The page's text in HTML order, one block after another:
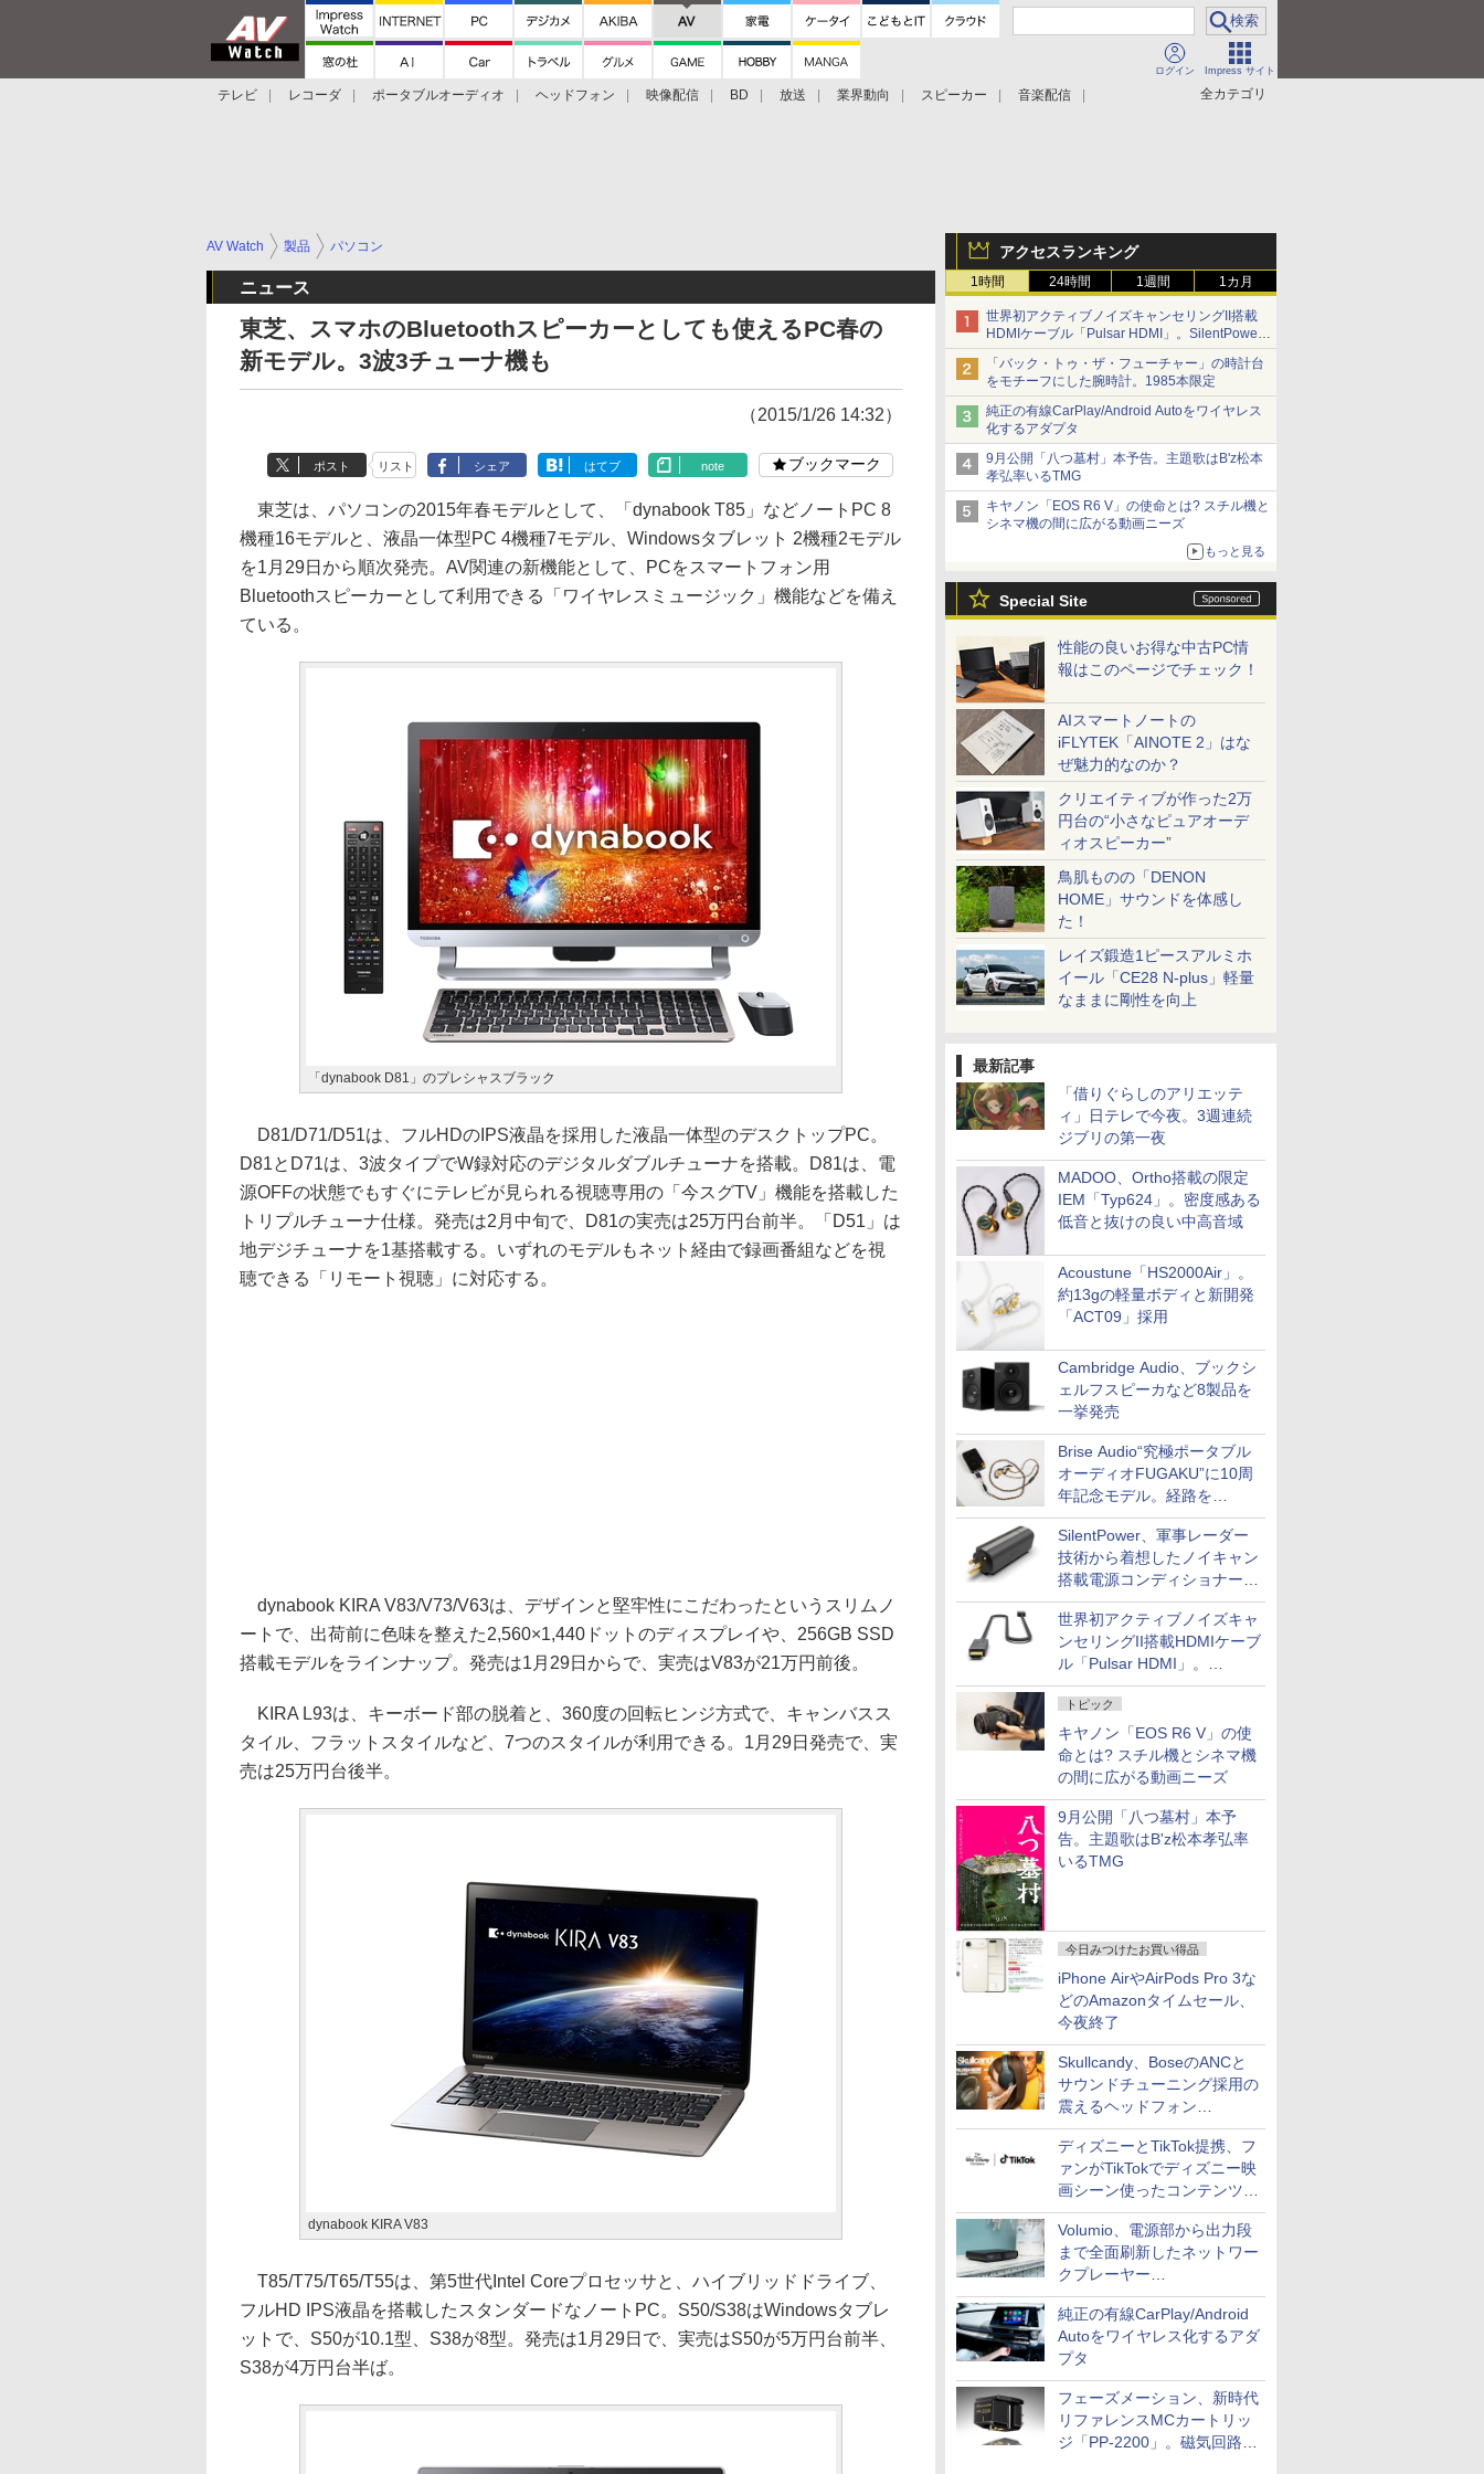
ログイン Impress サイト
全カテゴリ
テレビ レコーダ ポータブルオーディオ ヘッドフォン 映像配信 BD 放送 業界動向 スピーカー
音楽配信
アクセスランキング
1時間 24時間 1週間 1カ月
世界初アクティブノイズキャンセリングII搭載
HDMIケーブル「Pulsar HDMI」。SilentPower
から
「バック・トゥ・ザ・フューチャー」の時計台
をモチーフにした腕時計。1985本限定
純正の有線CarPlay/Android Autoをワイヤレス
化するアダプタ
9月公開「八つ墓村」本予告。主題歌はB'z松本
孝弘率いるTMG
キヤノン「EOS R6 V」の使命とは? スチル機と
シネマ機の間に広がる動画ニーズ
もっと見る
Special Site
性能の良いお得な中古PC情
報はこのページでチェック！
AIスマートノートの
iFLYTEK「AINOTE 2」はな
ぜ魅力的なのか？
クリエイティブが作った2万
円台の“小さなピュアオーデ
ィオスピーカー”
鳥肌ものの「DENON
HOME」サウンドを体感し
た！
レイズ鍛造1ピースアルミホ
イール「CE28 N-plus」軽量
なままに剛性を向上
最新記事
「借りぐらしのアリエッテ
ィ」日テレで今夜。3週連続
ジブリの第一夜
MADOO、Ortho搭載の限定
IEM「Typ624」。密度感ある
低音と抜けの良い中高音域
Acoustune「HS2000Air」。
約13gの軽量ボディと新開発
「ACT09」採用
Cambridge Audio、ブックシ
ェルフスピーカなど8製品を
一挙発売
Brise Audio“究極ポータブル
オーディオFUGAKU”に10周
年記念モデル。経路を
NISHIKIで統一。400万円
SilentPower、軍事レーダー
技術から着想したノイキャン
搭載電源コンディショナー
「AC iPurifier2」
世界初アクティブノイズキャ
ンセリングII搭載HDMIケーブ
ル「Pulsar HDMI」。
SilentPowerから
トピック
キヤノン「EOS R6 V」の使
命とは? スチル機とシネマ機
の間に広がる動画ニーズ
9月公開「八つ墓村」本予
告。主題歌はB'z松本孝弘率
いるTMG
今日みつけたお買い得品
iPhone AirやAirPods Pro 3な
どのAmazonタイムセール、
今夜終了
Skullcandy、BoseのANCと
サウンドチューニング採用の
震えるヘッドフォン
「Crusher 1080 ANC」
ディズニーとTikTok提携、フ
ァンがTikTokでディズニー映
画シーン使ったコンテンツ制
作、Disney+にも配信
Volumio、電源部から出力段
まで全面刷新したネットワー
クプレーヤー
「Primo（2026）」
純正の有線CarPlay/Android
Autoをワイヤレス化するアダ
プタ
フェーズメーション、新時代
リファレンスMCカートリッ
ジ「PP-2200」。磁気回路や
AV Watch 製品 パソコン
ニュース
東芝、スマホのBluetoothスピーカーとしても使えるPC春の
新モデル。3波3チューナ機も
（2015/1/26 14:32）
ポスト リスト シェア はてブ note ブックマーク
東芝は、パソコンの2015年春モデルとして、「dynabook T85」などノートPC 8
機種16モデルと、液晶一体型PC 4機種7モデル、Windowsタブレット 2機種2モデル
を1月29日から順次発売。AV関連の新機能として、PCをスマートフォン用
Bluetoothスピーカーとして利用できる「ワイヤレスミュージック」機能などを備え
ている。
「dynabook D81」のプレシャスブラック
D81/D71/D51は、フルHDのIPS液晶を採用した液晶一体型のデスクトップPC。
D81とD71は、3波タイプでW録対応のデジタルダブルチューナを搭載。D81は、電
源OFFの状態でもすぐにテレビが見られる視聴専用の「今スグTV」機能を搭載した
トリプルチューナ仕様。発売は2月中旬で、D81の実売は25万円台前半。「D51」は
地デジチューナを1基搭載する。いずれのモデルもネット経由で録画番組などを視
聴できる「リモート視聴」に対応する。
dynabook KIRA V83/V73/V63は、デザインと堅牢性にこだわったというスリムノ
ートで、出荷前に色味を整えた2,560×1,440ドットのディスプレイや、256GB SSD
搭載モデルをラインナップ。発売は1月29日からで、実売はV83が21万円前後。
KIRA L93は、キーボード部の脱着と、360度の回転ヒンジ方式で、キャンバスス
タイル、フラットスタイルなど、7つのスタイルが利用できる。1月29日発売で、実
売は25万円台後半。
dynabook KIRA V83
T85/T75/T65/T55は、第5世代Intel Coreプロセッサと、ハイブリッドドライブ、
フルHD IPS液晶を搭載したスタンダードなノートPC。S50/S38はWindowsタブレ
ットで、S50が10.1型、S38が8型。発売は1月29日で、実売はS50が5万円台前半、
S38が4万円台半ば。